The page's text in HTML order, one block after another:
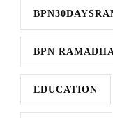
BPN
EDUCATION